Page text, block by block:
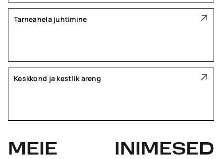
Tarneahela juhtimine
Keskkond ja kestlik areng
MEIE INIMESED